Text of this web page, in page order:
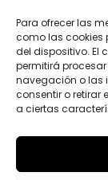
Para ofrecer las
como las
del dispositivo. El
permitirá
navegación o las
consentir o retirar
a ciertas
m
b
r
e
T
e
l
é
o
o